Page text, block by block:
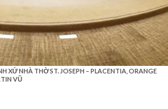
XỨ NHÀ THỜ ST. JOSEPH – PLACENTIA, ORANGE
VŨ